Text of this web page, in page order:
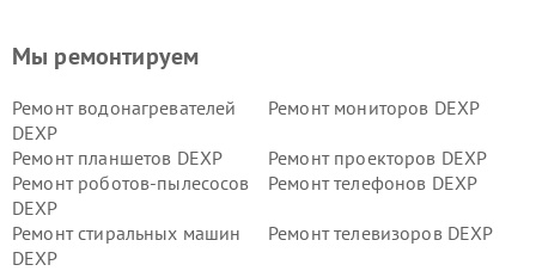
Мы ремонтируем
Ремонт водонагревателей
DEXP
Ремонт мониторов DEXP
Ремонт планшетов DEXP
Ремонт проекторов DEXP
Ремонт роботов-пылесосов
DEXP
Ремонт телефонов DEXP
Ремонт стиральных машин
DEXP
Ремонт телевизоров DEXP